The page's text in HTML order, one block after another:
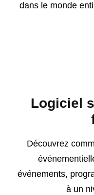
dans le monde
Logiciel
Découvrez
événements,
à un